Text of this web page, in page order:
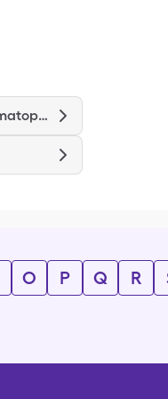
Solución oftálmica de Bimatoprost
O P Q R